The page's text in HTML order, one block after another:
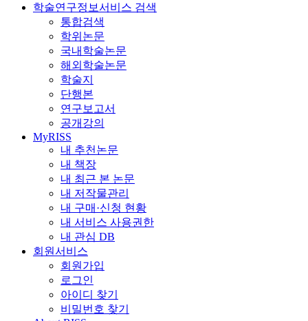
학술연구정보서비스 검색
통합검색
학위논문
국내학술논문
해외학술논문
학술지
단행본
연구보고서
공개강의
MyRISS
내 추천논문
내 책장
내 최근 본 논문
내 저작물관리
내 구매·신청 현황
내 서비스 사용권한
내 관심 DB
회원서비스
회원가입
로그인
아이디 찾기
비밀번호 찾기